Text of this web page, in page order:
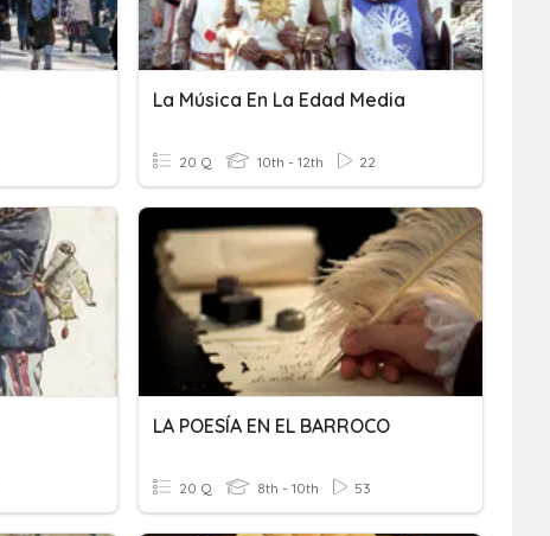
La Música En La Edad Media
20 Q 10th - 12th 22
LA POESÍA EN EL BARROCO
20 Q 8th - 10th 53